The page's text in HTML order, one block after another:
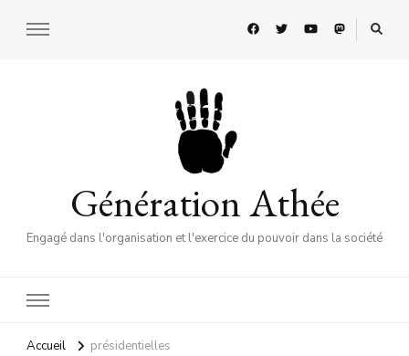
Génération Athée
Engagé dans l'organisation et l'exercice du pouvoir dans la société
Accueil présidentielles